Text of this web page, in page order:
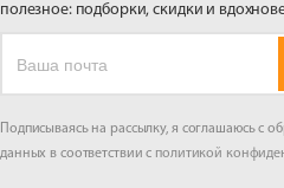
полезное: подборки, скидки и
Подписываясь на рассылку, я соглашаюсь с
данных в соответствии с политикой